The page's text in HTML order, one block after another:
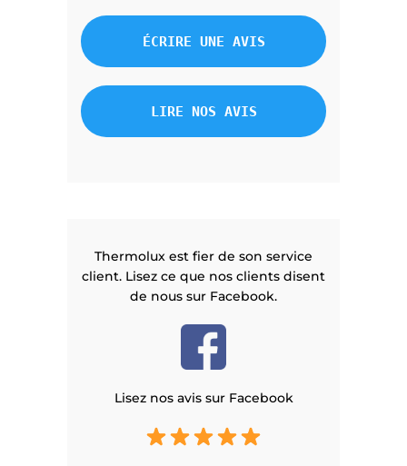
ÉCRIRE UNE AVIS
LIRE NOS AVIS
Thermolux est fier de son service
client. Lisez ce que nos clients disent
de nous sur Facebook.
Lisez nos avis sur Facebook